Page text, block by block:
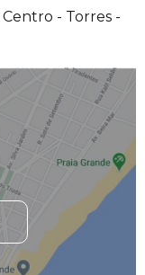
- Torres -